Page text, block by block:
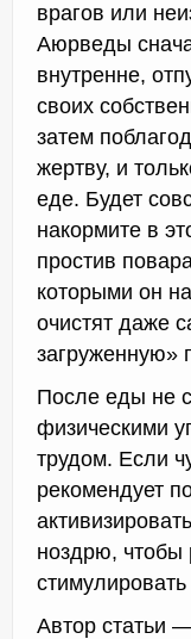
врагов или
Аюрведы
внутренне,
своих
затем
жертву, и
еде. Будет
накормите в
простив
которыми он
очистят даже
загруженную»
После еды не
физическими
трудом. Если
рекомендует
ноздрю, чтобы
Автор статьи